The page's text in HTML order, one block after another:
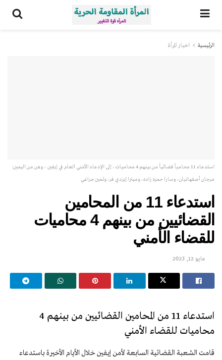
الرئيسية اخبار المرأة
استدعاء 11 محامياً قضائياً من بينهم 4 محاميات ، إلى الإدعاء الأمني العام في إيفين – وهن من اليمين:
مرجان أصفهانيان، وسارا حمزه زاده، وميترا إيزدي فر، وثمين جراغي
استدعاء 11 من المحامين
القضائيين من بينهم 4 محاميات
للقضاء الأمني
مايو 12, 2023
استدعاء 11 من المحامين القضائيين من بينهم 4
محاميات للقضاء الأمني
قامت الشعبة القضائية السابعة لأمن إيفين خلال الأيام الأخيرة باستدعاء